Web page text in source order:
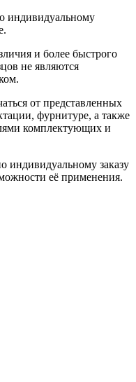
индивидуальному
и более быстрого
не являются
от представленных
фурнитуре, а также
комплектующих и
индивидуальному заказу
её применения.